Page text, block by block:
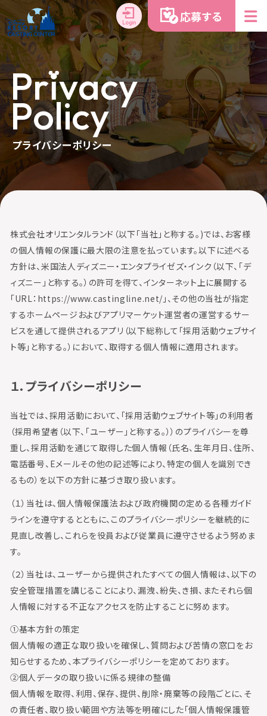
Login 応募する
Privacy
Policy
プライバシーポリシー
株式会社オリエンタルランド（以下「当社」と称する。)では、お客様
の個人情報の保護に最大限の注意を払っています。以下に述べる
方針は、米国法人ディズニー・エンタプライゼズ・インク（以下、「デ
ィズニー」と称する。）の許可を得て、インターネット上に展開する
「URL：https://www.castingline.net/」、その他の当社が指定
するホームページおよびアプリマーケット運営者の運営するサー
ビスを通して提供されるアプリ（以下総称して「採用活動ウェブサイ
ト等」と称する。）において、取得する個人情報に適用されます。
１．プライバシーポリシー
当社では、採用活動において、「採用活動ウェブサイト等」の利用者
（採用希望者（以下、「ユーザー」と称する。））のプライバシーを尊
重し、採用活動を通じて取得した個人情報（氏名、生年月日、住所、
電話番号、Eメールその他の記述等により、特定の個人を識別でき
るもの）を以下の方針に基づき取り扱います。
（１）当社は、個人情報保護法および政府機関の定める各種ガイド
ラインを遵守するとともに、このプライバシーポリシーを継続的に
見直し改善し、これらを役員および従業員に遵守させるよう努めま
す。
（２）当社は、ユーザーから提供されたすべての個人情報は、以下の
安全管理措置を講じることにより、漏洩、紛失、き損、またそれら個
人情報に対する不正なアクセスを防止することに努めます。
①基本方針の策定
個人情報の適正な取り扱いを確保し、質問および苦情の窓口をお
知らせするため、本プライバシーポリシーを定めております。
②個人データの取り扱いに係る規律の整備
個人情報を取得、利用、保存、提供、削除・廃棄等の段階ごとに、そ
の責任者、取り扱い範囲や方法等を明確にした「個人情報保護管